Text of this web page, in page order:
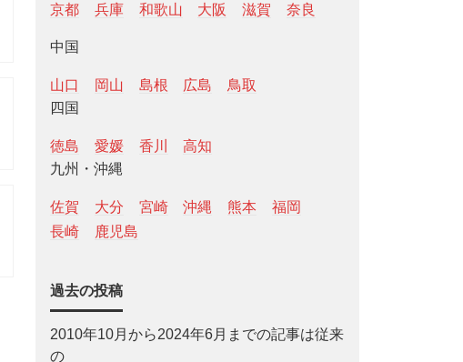
京都 兵庫 和歌山 大阪 滋賀 奈良
中国
山口 岡山 島根 広島
鳥取
四国
徳島 愛媛 香川
高知
九州・沖縄
佐賀 大分 宮崎 沖縄 熊本
福岡
長崎
鹿児島
過去の投稿
2010年10月から2024年6月までの記事は従来
の